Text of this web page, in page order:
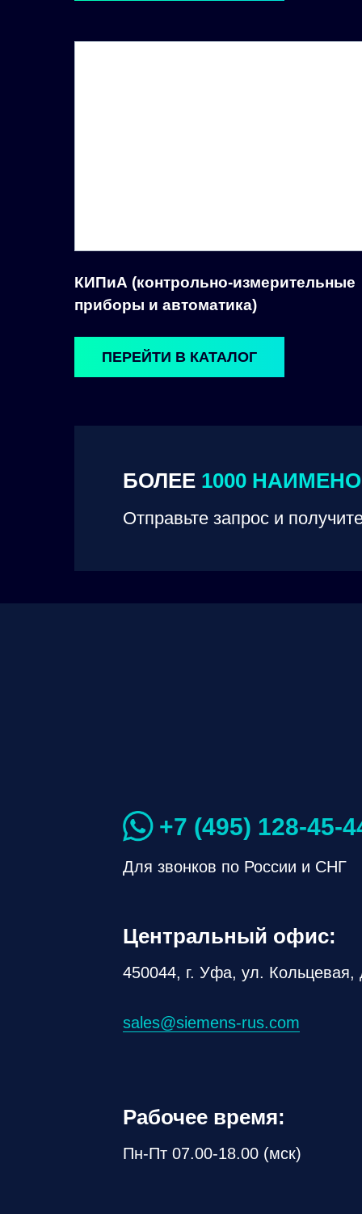
БОЛЕЕ 1000
Отправьте запрос и
КИПиА (контрольно-измерительные
приборы и автоматика)
ПЕРЕЙТИ В КАТАЛОГ
Для звонков по России и СНГ
+7 (495) 128-45-
450044, г. Уфа, ул. Кольцевая,
sales@siemens-rus.com
Центральный офис:
Пн-Пт 07.00-18.00 (мск)
Рабочее время: